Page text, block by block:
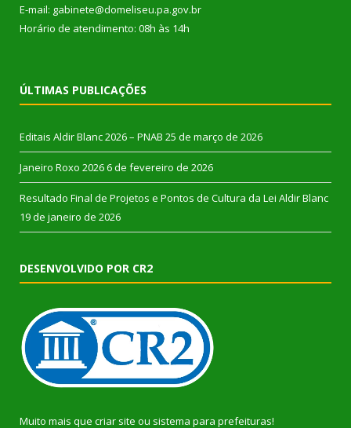
E-mail: gabinete@domeliseu.pa.gov.br
Horário de atendimento: 08h às 14h
ÚLTIMAS PUBLICAÇÕES
Editais Aldir Blanc 2026 – PNAB 25 de março de 2026
Janeiro Roxo 2026 6 de fevereiro de 2026
Resultado Final de Projetos e Pontos de Cultura da Lei Aldir Blanc
19 de janeiro de 2026
DESENVOLVIDO POR CR2
Muito mais que criar site ou sistema para prefeituras!